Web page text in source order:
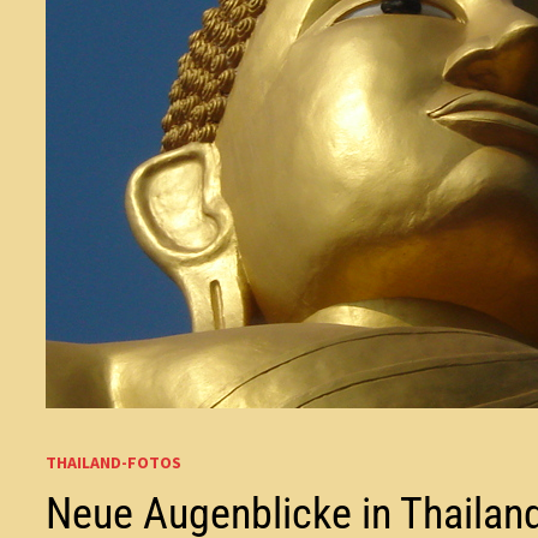
THAILAND-FOTOS
Neue Augenblicke in